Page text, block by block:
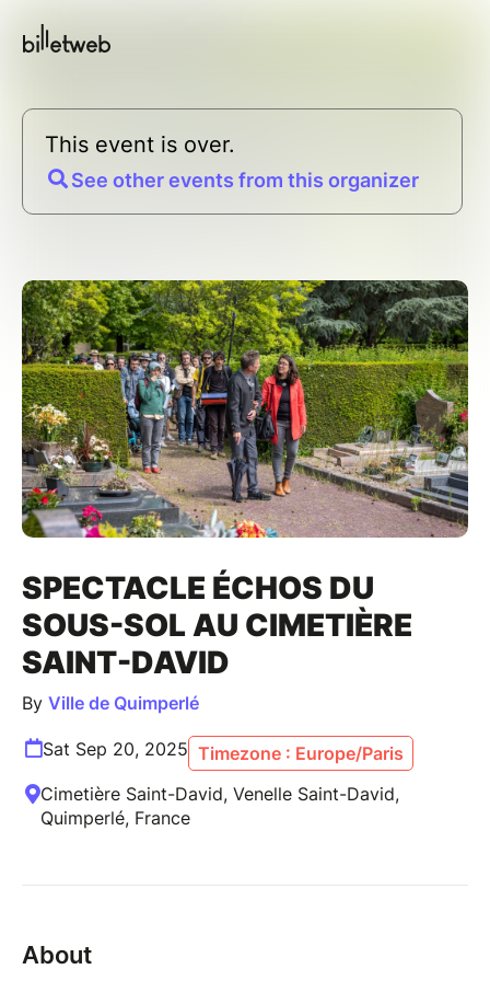
This event is over.
See other events from this organizer
SPECTACLE ÉCHOS DU
SOUS-SOL AU CIMETIÈRE
SAINT-DAVID
By Ville de Quimperlé
Sat Sep 20, 2025 Timezone : Europe/Paris
Cimetière Saint-David, Venelle Saint-David,
Quimperlé, France
About